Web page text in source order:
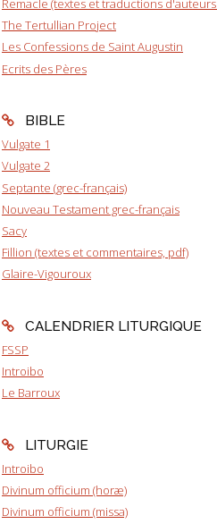
Remacle (textes et traductions
The Tertullian Project
Les Confessions de Saint Augustin
Ecrits des Pères
BIBLE
Vulgate 1
Vulgate 2
Septante (grec-français)
Nouveau Testament grec-français
Sacy
Fillion (textes et commentaires, pdf)
Glaire-Vigouroux
CALENDRIER LITURGIQUE
FSSP
Introibo
Le Barroux
LITURGIE
Introibo
Divinum officium (horæ)
Divinum officium (missa)